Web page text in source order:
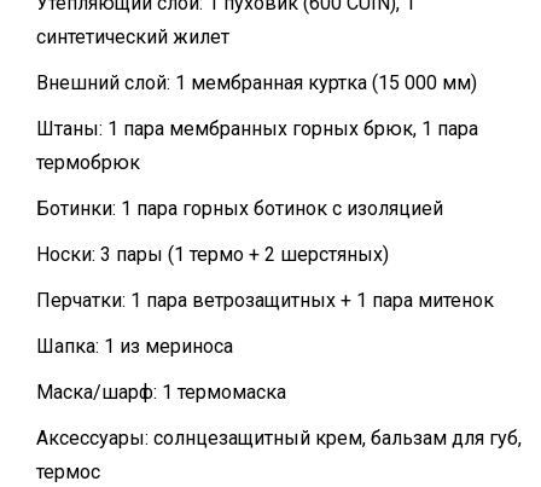
синтетический жилет
Внешний слой: 1 мембранная куртка (15 000 мм)
Штаны: 1 пара мембранных горных брюк, 1 пара
термобрюк
Ботинки: 1 пара горных ботинок с изоляцией
Носки: 3 пары (1 термо + 2 шерстяных)
Перчатки: 1 пара ветрозащитных + 1 пара митенок
Шапка: 1 из мериноса
Маска/шарф: 1 термомаска
Аксессуары: солнцезащитный крем, бальзам для губ,
термос